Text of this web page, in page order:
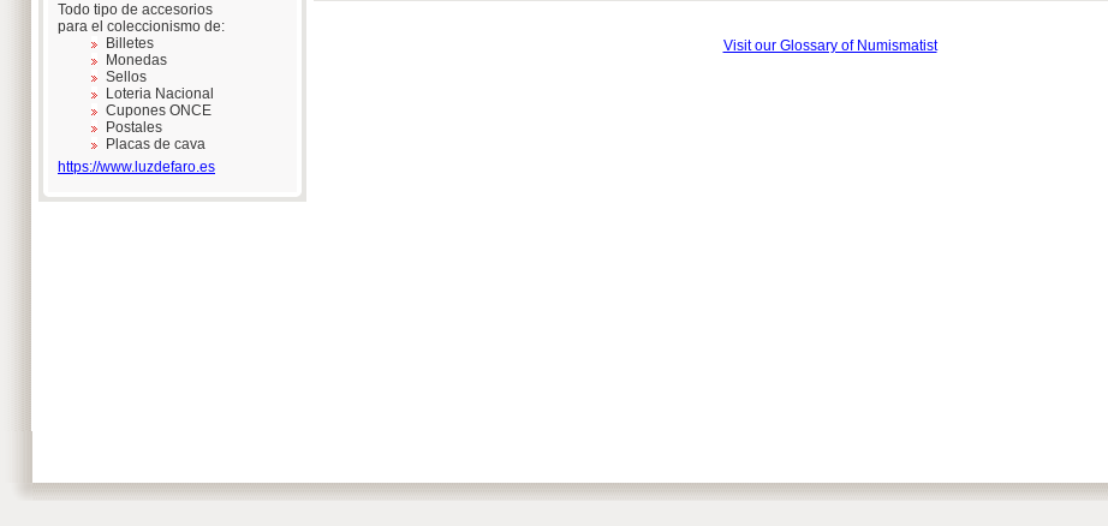
Todo tipo de accesorios
para el coleccionismo de:
Billetes
Monedas
Sellos
Loteria Nacional
Cupones ONCE
Postales
Placas de cava
https://www.luzdefaro.es
Visit our Glossary of Numismatist